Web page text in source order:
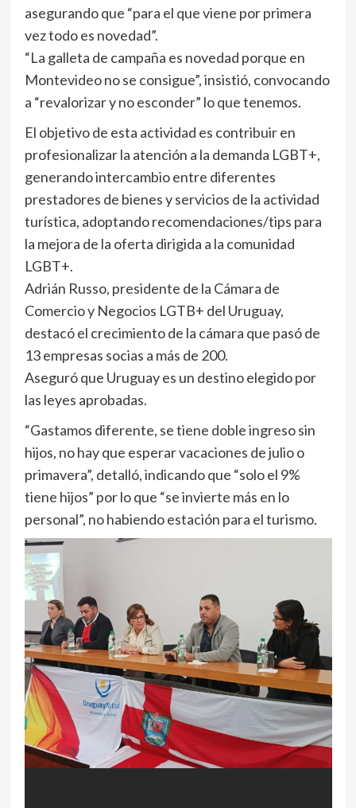
asegurando que “para el que viene por primera
vez todo es novedad”.
“La galleta de campaña es novedad porque en
Montevideo no se consigue”, insistió, convocando
a “revalorizar y no esconder” lo que tenemos.
El objetivo de esta actividad es contribuir en
profesionalizar la atención a la demanda LGBT+,
generando intercambio entre diferentes
prestadores de bienes y servicios de la actividad
turística, adoptando recomendaciones/tips para
la mejora de la oferta dirigida a la comunidad
LGBT+.
Adrián Russo, presidente de la Cámara de
Comercio y Negocios LGTB+ del Uruguay,
destacó el crecimiento de la cámara que pasó de
13 empresas socias a más de 200.
Aseguró que Uruguay es un destino elegido por
las leyes aprobadas.
“Gastamos diferente, se tiene doble ingreso sin
hijos, no hay que esperar vacaciones de julio o
primavera”, detalló, indicando que “solo el 9%
tiene hijos” por lo que “se invierte más en lo
personal”, no habiendo estación para el turismo.